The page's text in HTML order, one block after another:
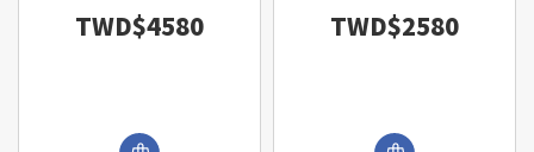
TWD$4580 TWD$2580